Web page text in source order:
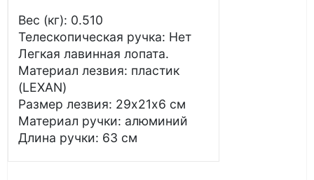
Вес (кг): 0.510
Телескопическая ручка: Нет
Легкая лавинная лопата.
Материал лезвия: пластик
(LEXAN)
Размер лезвия: 29х21х6 см
Материал ручки: алюминий
Длина ручки: 63 см